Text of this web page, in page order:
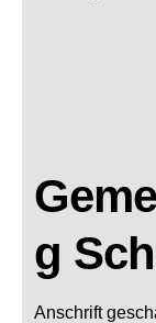
g
Anschrift